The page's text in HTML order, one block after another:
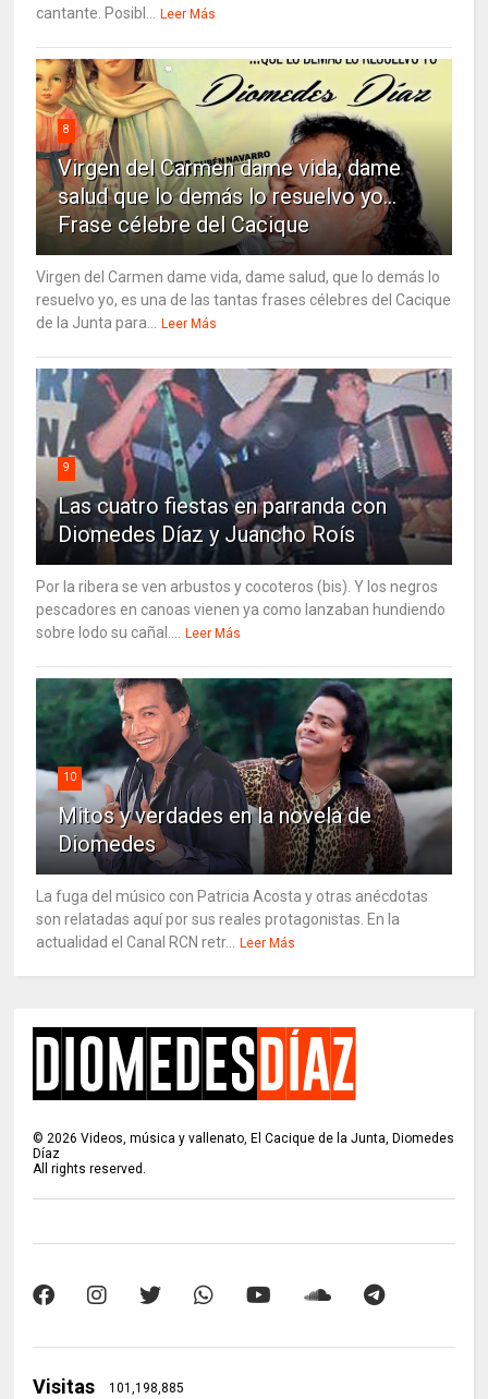
cantante. Posibl...
Leer Más
8
Virgen del Carmen dame vida, dame
salud que lo demás lo resuelvo yo…
Frase célebre del Cacique
Virgen del Carmen dame vida, dame salud, que lo demás lo
resuelvo yo, es una de las tantas frases célebres del Cacique
de la Junta para...
Leer Más
9
Las cuatro fiestas en parranda con
Diomedes Díaz y Juancho Roís
Por la ribera se ven arbustos y cocoteros (bis). Y los negros
pescadores en canoas vienen ya como lanzaban hundiendo
sobre lodo su cañal....
Leer Más
10
Mitos y verdades en la novela de
Diomedes
La fuga del músico con Patricia Acosta y otras anécdotas
son relatadas aquí por sus reales protagonistas. En la
actualidad el Canal RCN retr...
Leer Más
© 2026 Videos, música y vallenato, El Cacique de la Junta, Diomedes
Díaz
All rights reserved.
Visitas 101,198,885